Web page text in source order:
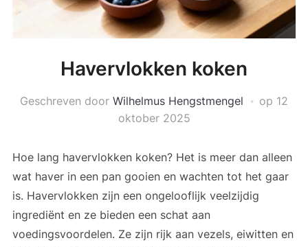
Havervlokken koken
Geschreven door Wilhelmus Hengstmengel op 12
oktober 2025
Hoe lang havervlokken koken? Het is meer dan alleen
wat haver in een pan gooien en wachten tot het gaar
is. Havervlokken zijn een ongelooflijk veelzijdig
ingrediënt en ze bieden een schat aan
voedingsvoordelen. Ze zijn rijk aan vezels, eiwitten en